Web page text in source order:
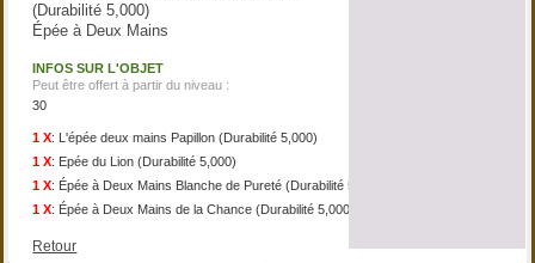
(Durabilité 5,000)
Épée à Deux Mains
INFOS SUR L'OBJET
Peut être offert à partir du niveau :
30
1 X: L'épée deux mains Papillon (Durabilité 5,000)
1 X: Epée du Lion (Durabilité 5,000)
1 X: Épée à Deux Mains Blanche de Pureté (Durabilité 5,000)
1 X: Épée à Deux Mains de la Chance (Durabilité 5,000)
Retour